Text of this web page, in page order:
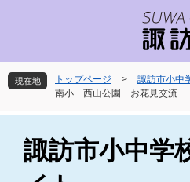
先
頭
を
飛
現在地 トップページ > 諏訪市小中
南小 西山公園 お花見交流
諏訪市小中学